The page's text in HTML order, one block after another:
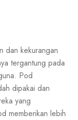
dan kekurangan
tergantung pada
Pod
dipakai dan
yang
memberikan lebih